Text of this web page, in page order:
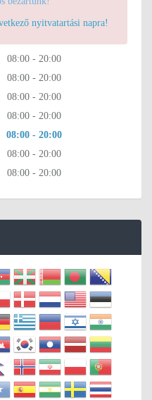
nyitvatartási napra!
08:00 - 20:00
08:00 - 20:00
08:00 - 20:00
08:00 - 20:00
08:00 - 20:00
08:00 - 20:00
08:00 - 20:00